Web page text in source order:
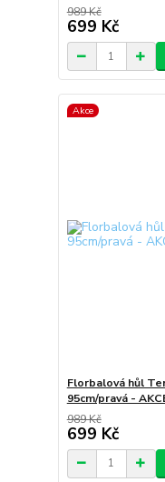
989 Kč
699 Kč
Akce
Florbalová hůl
95cm/pravá -
989 Kč
699 Kč